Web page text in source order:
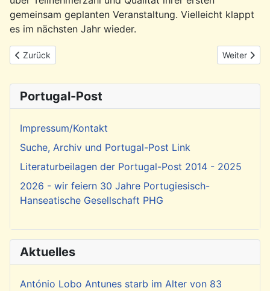
gemeinsam geplanten Veranstaltung. Vielleicht klappt
es im nächsten Jahr wieder.
Vorheriger Beitrag: Rückblick: Ausfahrt mit dem Löschboot MS
Zurück Nächster
Weiter
Portugal-Post
Impressum/Kontakt
Suche, Archiv und Portugal-Post Link
Literaturbeilagen der Portugal-Post 2014 - 2025
2026 - wir feiern 30 Jahre Portugiesisch-
Hanseatische Gesellschaft PHG
Aktuelles
António Lobo Antunes starb im Alter von 83